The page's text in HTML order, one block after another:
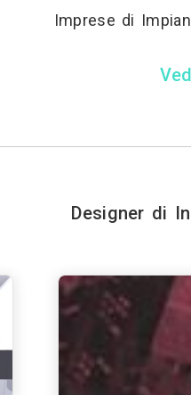
Imprese di
Designer di